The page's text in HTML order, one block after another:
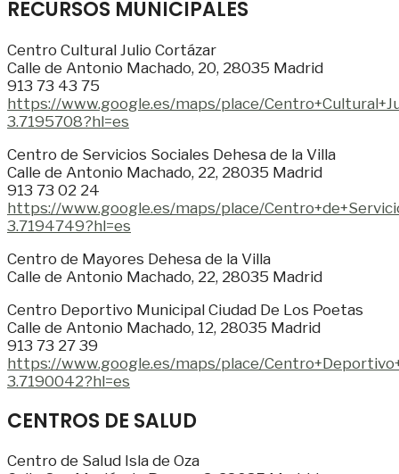
RECURSOS MUNICIPALES
Centro Cultural Julio Cortázar
Calle de Antonio Machado, 20, 28035 Madrid
913 73 43 75
https://www.google.es/maps/place/
3.7195708?hl=es
Centro de Servicios Sociales Dehesa de la Villa
Calle de Antonio Machado, 22, 28035 Madrid
913 73 02 24
https://www.google.es/maps/place/
3.7194749?hl=es
Centro de Mayores Dehesa de la Villa
Calle de Antonio Machado, 22, 28035 Madrid
Centro Deportivo Municipal Ciudad De Los Poetas
Calle de Antonio Machado, 12, 28035 Madrid
913 73 27 39
https://www.google.es/maps/place/
3.7190042?hl=es
CENTROS DE SALUD
Centro de Salud Isla de Oza